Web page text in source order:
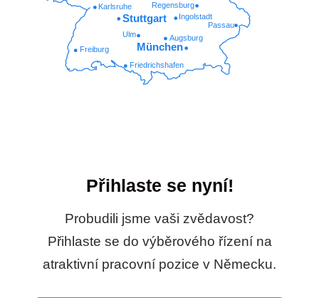
Friedrichshafen
Freiburg
Augsburg
Ulm
Passau
Ingolstadt
Regensburg
Karlsruhe
München
Stuttgart
Přihlaste se nyní!
Probudili jsme vaši zvědavost?
Přihlaste se do výběrového řízení na
atraktivní pracovní pozice v Německu.